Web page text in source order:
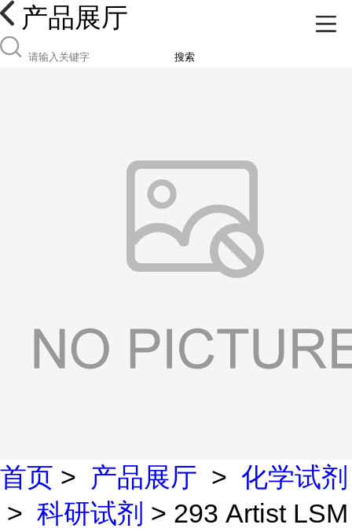
产品展厅
搜索
首页 > 产品展厅 > 化学试剂
> 科研试剂 > 293 Artist LSM